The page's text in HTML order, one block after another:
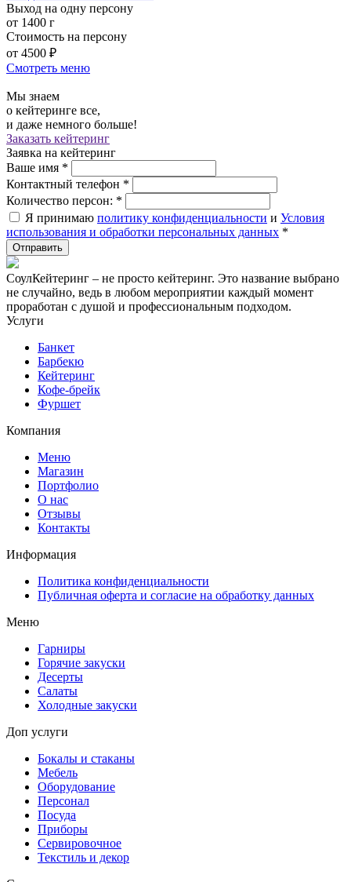
Выход на одну персону
от 1400 г
Стоимость на персону
от 4500 ₽
Смотреть меню
Мы знаем
о кейтеринге все,
и даже немного больше!
Заказать кейтеринг
Заявка на кейтеринг
Ваше имя *
Контактный телефон *
Количество персон: *
Я принимаю политику конфиденциальности и Условия
использования и обработки персональных данных *
СоулКейтеринг – не просто кейтеринг. Это название выбрано
не случайно, ведь в любом мероприятии каждый момент
проработан с душой и профессиональным подходом.
Услуги
Банкет
Барбекю
Кейтеринг
Кофе-брейк
Фуршет
Компания
Меню
Магазин
Портфолио
О нас
Отзывы
Контакты
Информация
Политика конфиденциальности
Публичная оферта и согласие на обработку данных
Меню
Гарниры
Горячие закуски
Десерты
Салаты
Холодные закуски
Доп услуги
Бокалы и стаканы
Мебель
Оборудование
Персонал
Посуда
Приборы
Сервировочное
Текстиль и декор